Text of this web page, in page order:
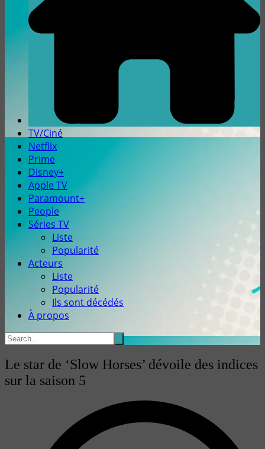
TV/Ciné
Netflix
Prime
Disney+
Apple TV
Paramount+
People
Séries TV
Liste
Popularité
Acteurs
Liste
Popularité
Ils sont décédés
À propos
Le star de ‘Slow Horses’ dévoile des indices
sur la saison 5